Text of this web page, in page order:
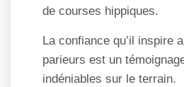
de courses hippiques.
La confiance qu’il inspire
parieurs est un
indéniables sur le terrain.